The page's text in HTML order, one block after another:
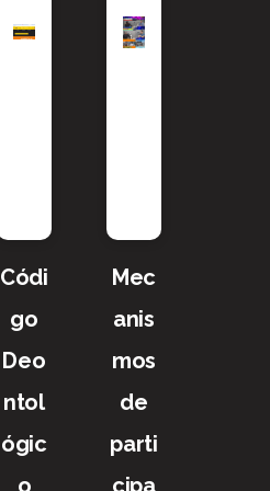
Códi
go
Deo
ntol
ógic
Mec
anis
mos
de
parti